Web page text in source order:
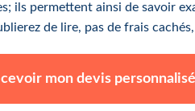
ils permettent ainsi de savoir
de lire, pas de frais
mon devis personnalisé